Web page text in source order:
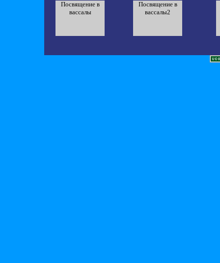
Посвящение в
вассалы
Посвящение в
вассалы2